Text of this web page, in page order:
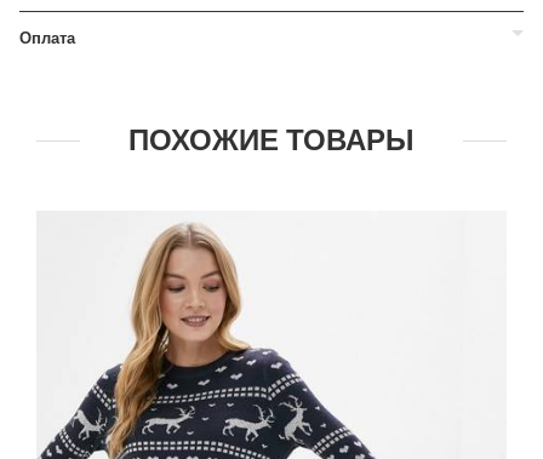
Оплата
ПОХОЖИЕ ТОВАРЫ